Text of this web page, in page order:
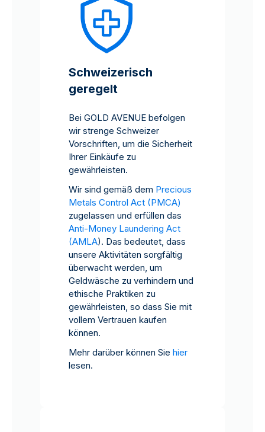
Schweizerisch
geregelt
Bei GOLD AVENUE befolgen
wir strenge Schweizer
Vorschriften, um die Sicherheit
Ihrer Einkäufe zu
gewährleisten.
Wir sind gemäß dem Precious
Metals Control Act (PMCA)
zugelassen und erfüllen das
Anti-Money Laundering Act
(AMLA). Das bedeutet, dass
unsere Aktivitäten sorgfältig
überwacht werden, um
Geldwäsche zu verhindern und
ethische Praktiken zu
gewährleisten, so dass Sie mit
vollem Vertrauen kaufen
können.
Mehr darüber können Sie hier
lesen.